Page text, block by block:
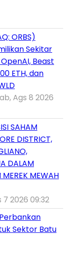
ORBS)
Sekitar
Beast
ETH, dan
Ags 8 2026
SAHAM
DISTRICT,
DALAM
MEWAH
7 2026 09:32
Sektor Batu